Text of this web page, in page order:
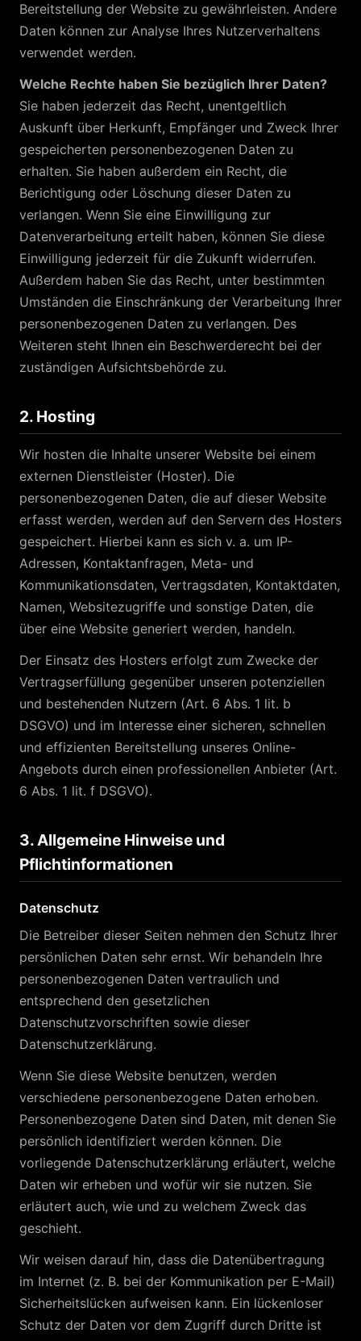
Bereitstellung der Website zu gewährleisten. Andere
Daten können zur Analyse Ihres Nutzerverhaltens
verwendet werden.
Welche Rechte haben Sie bezüglich Ihrer Daten?
Sie haben jederzeit das Recht, unentgeltlich
Auskunft über Herkunft, Empfänger und Zweck Ihrer
gespeicherten personenbezogenen Daten zu
erhalten. Sie haben außerdem ein Recht, die
Berichtigung oder Löschung dieser Daten zu
verlangen. Wenn Sie eine Einwilligung zur
Datenverarbeitung erteilt haben, können Sie diese
Einwilligung jederzeit für die Zukunft widerrufen.
Außerdem haben Sie das Recht, unter bestimmten
Umständen die Einschränkung der Verarbeitung Ihrer
personenbezogenen Daten zu verlangen. Des
Weiteren steht Ihnen ein Beschwerderecht bei der
zuständigen Aufsichtsbehörde zu.
2. Hosting
Wir hosten die Inhalte unserer Website bei einem
externen Dienstleister (Hoster). Die
personenbezogenen Daten, die auf dieser Website
erfasst werden, werden auf den Servern des Hosters
gespeichert. Hierbei kann es sich v. a. um IP-
Adressen, Kontaktanfragen, Meta- und
Kommunikationsdaten, Vertragsdaten, Kontaktdaten,
Namen, Websitezugriffe und sonstige Daten, die
über eine Website generiert werden, handeln.
Der Einsatz des Hosters erfolgt zum Zwecke der
Vertragserfüllung gegenüber unseren potenziellen
und bestehenden Nutzern (Art. 6 Abs. 1 lit. b
DSGVO) und im Interesse einer sicheren, schnellen
und effizienten Bereitstellung unseres Online-
Angebots durch einen professionellen Anbieter (Art.
6 Abs. 1 lit. f DSGVO).
3. Allgemeine Hinweise und
Pflichtinformationen
Datenschutz
Die Betreiber dieser Seiten nehmen den Schutz Ihrer
persönlichen Daten sehr ernst. Wir behandeln Ihre
personenbezogenen Daten vertraulich und
entsprechend den gesetzlichen
Datenschutzvorschriften sowie dieser
Datenschutzerklärung.
Wenn Sie diese Website benutzen, werden
verschiedene personenbezogene Daten erhoben.
Personenbezogene Daten sind Daten, mit denen Sie
persönlich identifiziert werden können. Die
vorliegende Datenschutzerklärung erläutert, welche
Daten wir erheben und wofür wir sie nutzen. Sie
erläutert auch, wie und zu welchem Zweck das
geschieht.
Wir weisen darauf hin, dass die Datenübertragung
im Internet (z. B. bei der Kommunikation per E-Mail)
Sicherheitslücken aufweisen kann. Ein lückenloser
Schutz der Daten vor dem Zugriff durch Dritte ist